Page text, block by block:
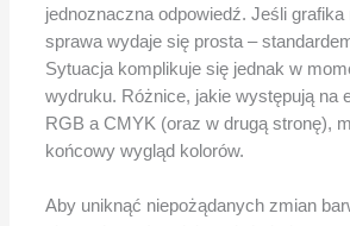
jednoznaczna odpowiedź. Jeśli
sprawa wydaje się prosta –
Sytuacja komplikuje się jednak w
wydruku. Różnice, jakie występują na
RGB a CMYK (oraz w drugą stronę),
końcowy wygląd kolorów.
Aby uniknąć niepożądanych zmian